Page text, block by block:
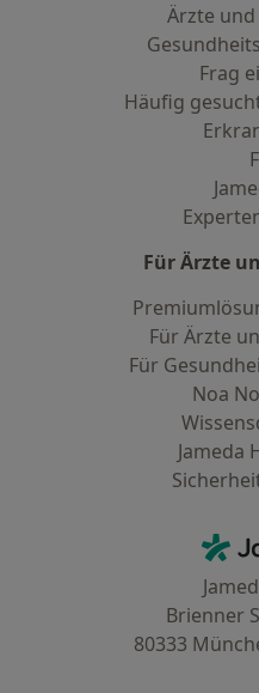
Ärzte
Frag
Häufig
Für Ärzte
Für Ärzte
Für
Noa
Jameda
Brienner
80333